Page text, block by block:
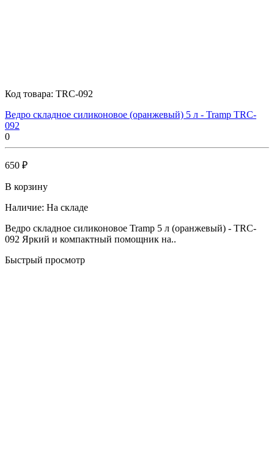
Код товара: TRC-092
Ведро складное силиконовое (оранжевый) 5 л - Tramp TRC-
092
0
650 ₽
В корзину
Наличие: На складе
Ведро складное силиконовое Tramp 5 л (оранжевый) - TRC-
092 Яркий и компактный помощник на..
Быстрый просмотр